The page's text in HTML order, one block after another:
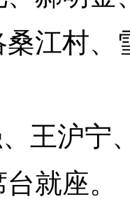
江村、
王沪宁
就座。